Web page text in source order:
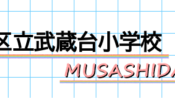
立武蔵台小学校